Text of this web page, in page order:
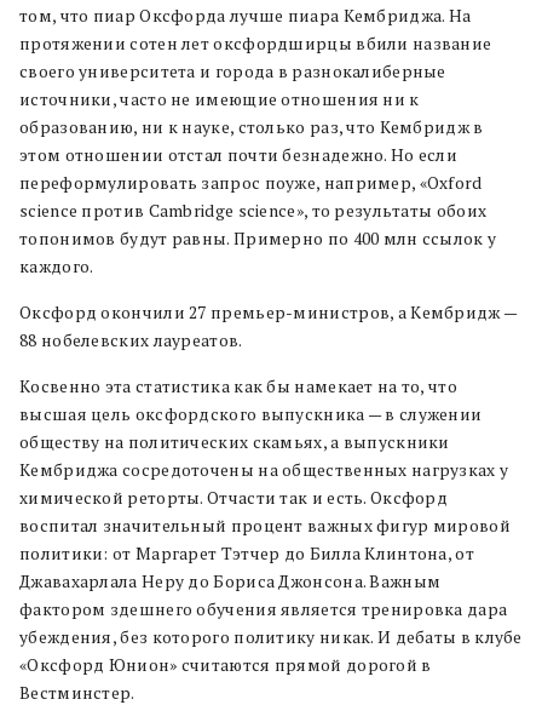
том, что пиар Оксфорда лучше пиара Кембриджа. На
протяжении сотен лет оксфордширцы вбили название
своего университета и города в разнокалиберные
источники, часто не имеющие отношения ни к
образованию, ни к науке, столько раз, что Кембридж в
этом отношении отстал почти безнадежно. Но если
переформулировать запрос поуже, например, «Oxford
science против Cambridge science», то результаты обоих
топонимов будут равны. Примерно по 400 млн ссылок у
каждого.
Оксфорд окончили 27 премьер-министров, а Кембридж —
88 нобелевских лауреатов.
Косвенно эта статистика как бы намекает на то, что
высшая цель оксфордского выпускника — в служении
обществу на политических скамьях, а выпускники
Кембриджа сосредоточены на общественных нагрузках у
химической реторты. Отчасти так и есть. Оксфорд
воспитал значительный процент важных фигур мировой
политики: от Маргарет Тэтчер до Билла Клинтона, от
Джавахарлала Неру до Бориса Джонсона. Важным
фактором здешнего обучения является тренировка дара
убеждения, без которого политику никак. И дебаты в клубе
«Оксфорд Юнион» считаются прямой дорогой в
Вестминстер.